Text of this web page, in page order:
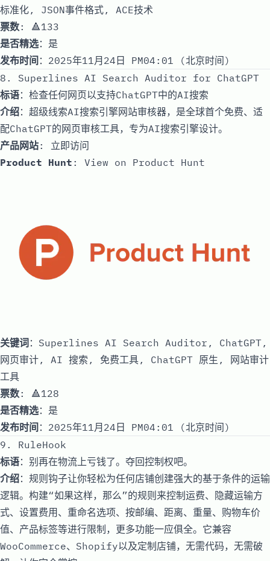
标准化, JSON事件格式, ACE技术
票数: 🔺133
是否精选：是
发布时间 ：2025年11月24日 PM04:01 (北京时间)
8. Superlines AI Search Auditor for ChatGPT
标语：检查任何网页以支持ChatGPT中的AI搜索
介绍：超级线索AI搜索引擎网站审核器，是全球首个免费、适
配ChatGPT的网页审核工具，专为AI搜索引擎设计。
产品网站: 立即访问
Product Hunt : View on Product Hunt
关键词：Superlines AI Search Auditor, ChatGPT,
网页审计, AI 搜索, 免费工具, ChatGPT 原生, 网站审计
工具
票数: 🔺128
是否精选：是
发布时间 ：2025年11月24日 PM04:01 (北京时间)
9. RuleHook
标语：别再在物流上亏钱了。夺回控制权吧。
介绍：规则钩子让你轻松为任何店铺创建强大的基于条件的运输
逻辑。构建“如果这样，那么”的规则来控制运费、隐藏运输方
式、设置费用、重命名选项、按邮编、距离、重量、购物车价
值、产品标签等进行限制，更多功能一应俱全。它兼容
WooCommerce、Shopify以及定制店铺，无需代码，无需破